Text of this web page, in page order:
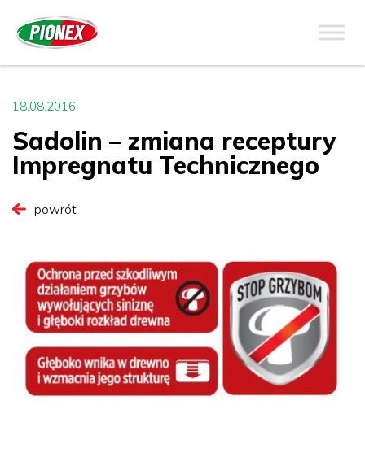
18.08.2016
Sadolin – zmiana receptury
Impregnatu Technicznego
powrót